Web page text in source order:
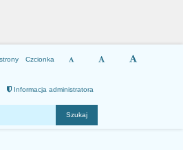
Czcionka
Informacja administratora